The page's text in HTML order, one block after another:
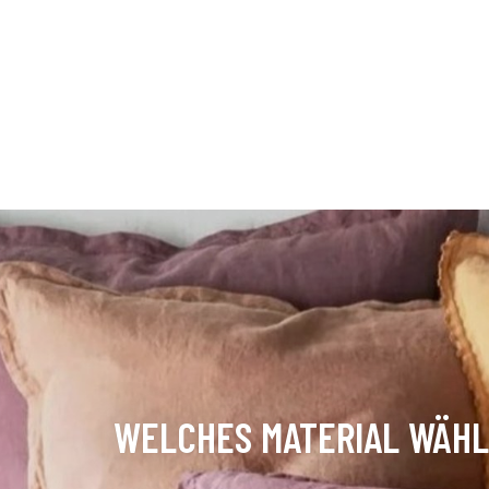
WELCHES MATERIAL